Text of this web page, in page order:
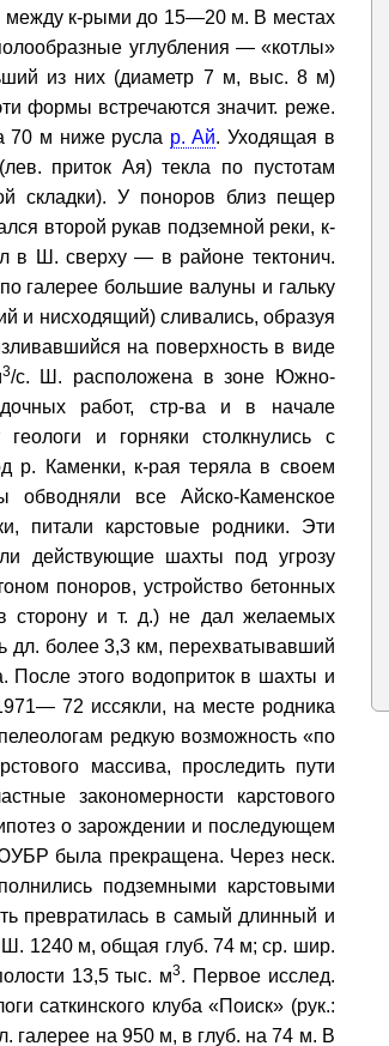
между к-рыми до 15—20 м. В местах
углубления — «котлы»
из них (диаметр 7 м, выс. 8 м)
формы встречаются значит. реже.
70 м ниже русла р. Ай. Уходящая в
приток Ая) текла по пустотам
складки). У поноров близ пещер
второй рукав подземной реки, к-
в Ш. сверху — в районе тектонич.
галерее большие валуны и гальку
и нисходящий) сливались, образуя
на поверхность в виде
3/с. Ш. расположена в зоне Южно-
работ, стр-ва и в начале
и горняки столкнулись с
р. Каменки, к-рая теряла в своем
все Айско-Каменское
питали карстовые родники. Эти
действующие шахты под угрозу
поноров, устройство бетонных
сторону и т. д.) не дал желаемых
дл. более 3,3 км, перехватывавший
этого водоприток в шахты и
72 иссякли, на месте родника
редкую возможность «по
массива, проследить пути
закономерности карстового
о зарождении и последующем
была прекращена. Через неск.
подземными карстовыми
превратилась в самый длинный и
1240 м, общая глуб. 74 м; ср. шир.
13,5 тыс. м3. Первое исслед.
саткинского клуба «Поиск» (рук.:
галерее на 950 м, в глуб. на 74 м. В